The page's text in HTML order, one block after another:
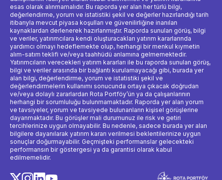
esas olarak alınmamalıdır. Bu raporda yer alan her türlü bilgi,
değerlendirme, yorum ve istatistiki şekil ve değerler hazırlandığı tarih
itibarıyla mevcut piyasa koşulları ve güvenilirliğine inanılan
kaynaklardan derlenerek hazırlanmıştır. Raporda sunulan görüş, bilgi
ve veriler, yatırımcılara kendi oluşturacakları yatırım kararlarında
yardımcı olmayı hedeflemekte olup, herhangi bir menkul kıymetin
alım-satım teklifi ve/veya taahhüdü anlamına gelmemektedir.
Yatırımcıların verecekleri yatırım kararları ile bu raporda sunulan görüş,
bilgi ve veriler arasında bir bağlantı kurulamayacağı gibi, burada yer
alan bilgi, değerlendirme, yorum ve istatistiki şekil ve
değerlendirmelerin kullanımı sonucunda ortaya çıkacak doğrudan
ve/veya dolaylı zararlardan Rota Portföy’ün ya da çalışanlarının
herhangi bir sorumluluğu bulunmamaktadır. Raporda yer alan yorum
ve tavsiyeler, yorum ve tavsiyede bulunanların kişisel görüşlerine
dayanmaktadır. Bu görüşler mali durumunuz ile risk ve getiri
tercihlerinize uygun olmayabilir. Bu nedenle, sadece burada yer alan
bilgilere dayanılarak yatırım kararı verilmesi beklentilerinize uygun
sonuçlar doğurmayabilir. Geçmişteki performanslar gelecekteki
performansın bir göstergesi ya da garantisi olarak kabul
edilmemelidir.